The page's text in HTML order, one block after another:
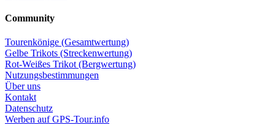
Community
Tourenkönige (Gesamtwertung)
Gelbe Trikots (Streckenwertung)
Rot-Weißes Trikot (Bergwertung)
Nutzungsbestimmungen
Über uns
Kontakt
Datenschutz
Werben auf GPS-Tour.info